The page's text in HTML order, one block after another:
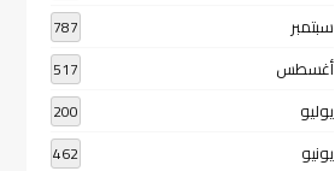
سبتمبر 787
أغسطس 517
يوليو 200
يونيو 462